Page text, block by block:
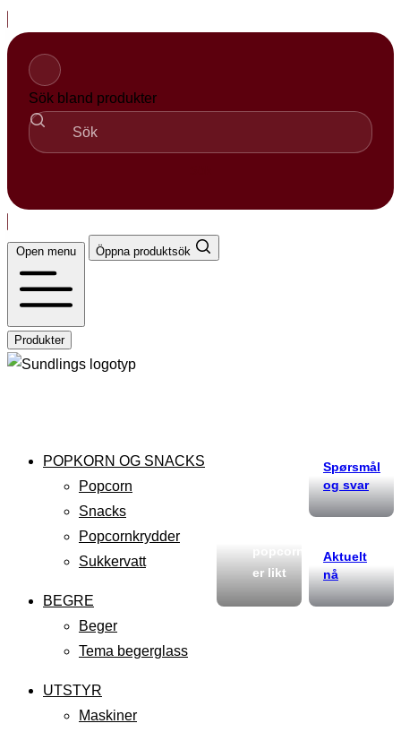
til
innhold
Sök bland produkter
Open menu Öppna produktsök
Produkter
POPKORN OG SNACKS
Popcorn
Snacks
Popcornkrydder
Sukkervatt
BEGRE
Beger
Tema begerglass
UTSTYR
Maskiner
er likt
Spørsmål
og svar
Aktuelt
nå